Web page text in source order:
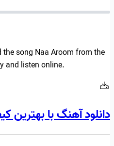
song Naa Aroom from the
and listen online.
دانلود آهنگ با بهترین